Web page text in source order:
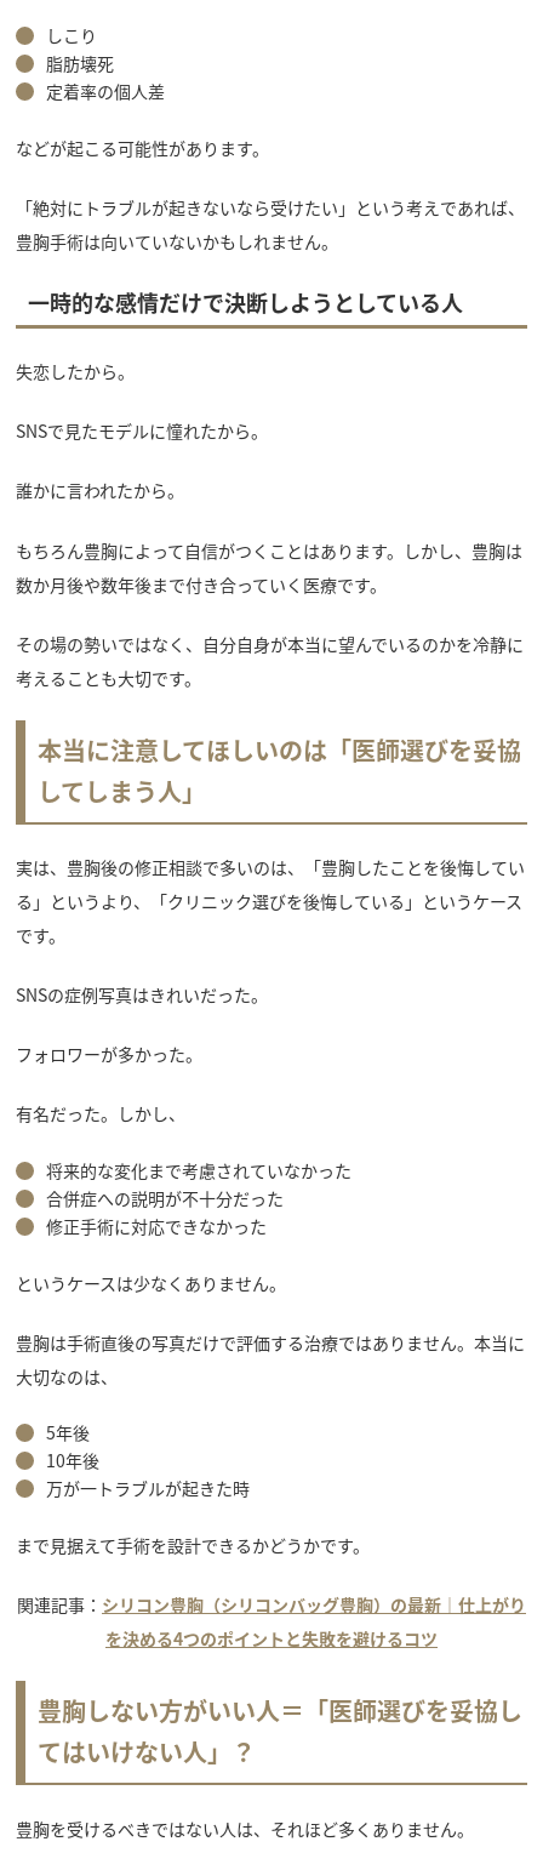
しこり
脂肪壊死
定着率の個人差
などが起こる可能性があります。
「絶対にトラブルが起きないなら受けたい」という考えであれば、
豊胸手術は向いていないかもしれません。
一時的な感情だけで決断しようとしている人
失恋したから。
SNSで見たモデルに憧れたから。
誰かに言われたから。
もちろん豊胸によって自信がつくことはあります。しかし、豊胸は
数か月後や数年後まで付き合っていく医療です。
その場の勢いではなく、自分自身が本当に望んでいるのかを冷静に
考えることも大切です。
本当に注意してほしいのは「医師選びを妥協
してしまう人」
実は、豊胸後の修正相談で多いのは、「豊胸したことを後悔してい
る」というより、「クリニック選びを後悔している」というケース
です。
SNSの症例写真はきれいだった。
フォロワーが多かった。
有名だった。しかし、
将来的な変化まで考慮されていなかった
合併症への説明が不十分だった
修正手術に対応できなかった
というケースは少なくありません。
豊胸は手術直後の写真だけで評価する治療ではありません。本当に
大切なのは、
5年後
10年後
万が一トラブルが起きた時
まで見据えて手術を設計できるかどうかです。
関連記事： シリコン豊胸（シリコンバッグ豊胸）の最新｜仕上がり
を決める4つのポイントと失敗を避けるコツ
豊胸しない方がいい人＝「医師選びを妥協し
てはいけない人」？
豊胸を受けるべきではない人は、それほど多くありません。